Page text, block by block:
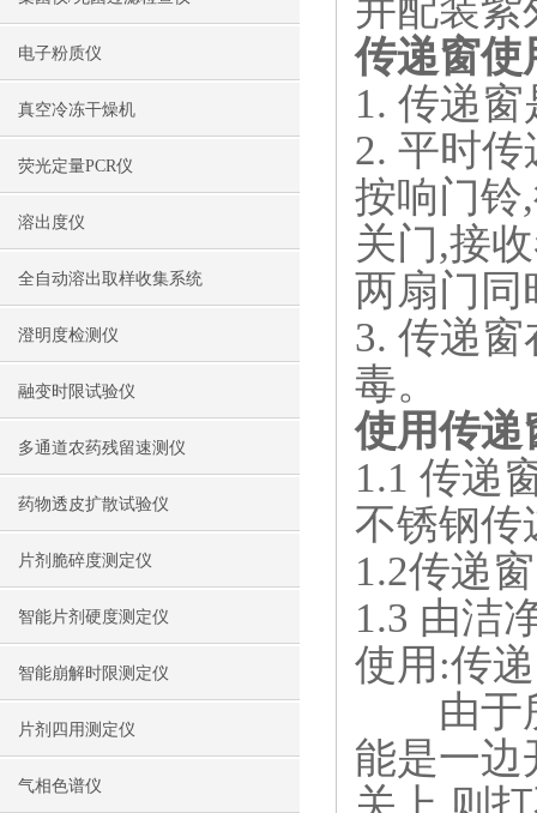
电子粉质仪
真空冷冻干燥机
荧光定量PCR仪
溶出度仪
全自动溶出取样收集系统
澄明度检测仪
融变时限试验仪
多通道农药残留速测仪
药物透皮扩散试验仪
片剂脆碎度测定仪
智能片剂硬度测定仪
智能崩解时限测定仪
片剂四用测定仪
气相色谱仪
并配装紫
传递窗使
1. 传递
2. 平时
按响门铃
关门,接
两扇门同
3. 传递
毒。
使用传递
1.1 传递
不锈钢传
1.2传递
1.3 由洁
使用:传
由于所
能是一边